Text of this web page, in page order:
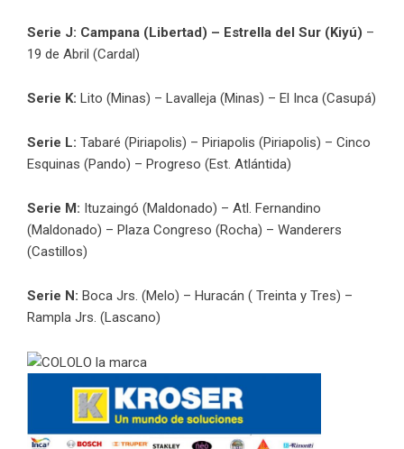
Serie J: Campana (Libertad) – Estrella del Sur (Kiyú) –
19 de Abril (Cardal)
Serie K: Lito (Minas) – Lavalleja (Minas) – El Inca (Casupá)
Serie L: Tabaré (Piriapolis) – Piriapolis (Piriapolis) – Cinco
Esquinas (Pando) – Progreso (Est. Atlántida)
Serie M: Ituzaingó (Maldonado) – Atl. Fernandino
(Maldonado) – Plaza Congreso (Rocha) – Wanderers
(Castillos)
Serie N: Boca Jrs. (Melo) – Huracán ( Treinta y Tres) –
Rampla Jrs. (Lascano)